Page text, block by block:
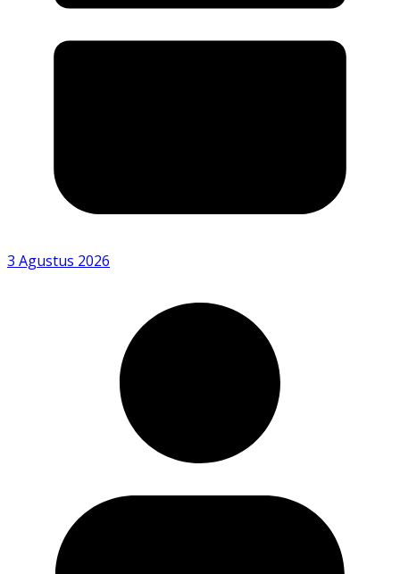
3 Agustus 2026